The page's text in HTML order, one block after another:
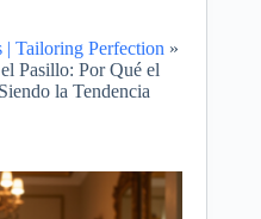
| Tailoring Perfection »
Pasillo: Por Qué el
la Tendencia